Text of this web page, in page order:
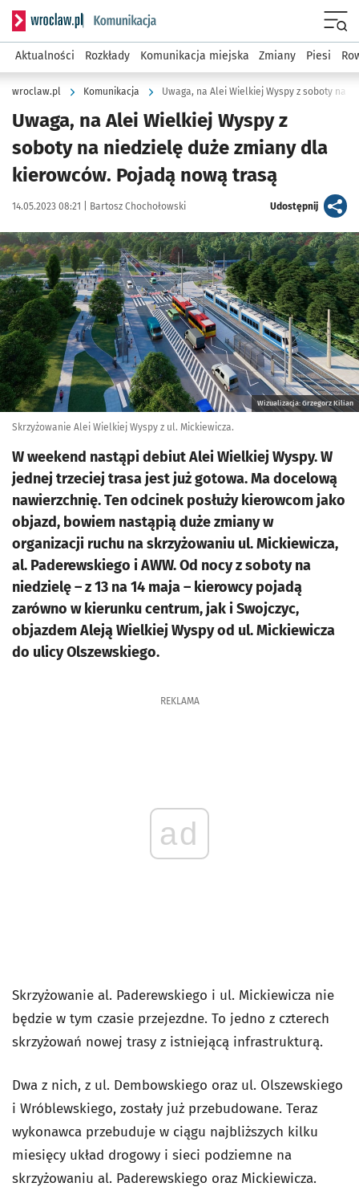
Serwis informacyjny wroclaw.pl podserwis: Komunikacja
Aktualności Rozkłady Komunikacja miejska Zmiany Piesi
wroclaw.pl Komunikacja
Uwaga, na Alei Wielkiej Wyspy z
soboty na niedzielę duże zmiany dla
kierowców. Pojadą nową trasą
Data publikacji:
14.05.2023 08:21 | Autor:
Bartosz Chochołowski Udostępnijartykuł
Kliknij, aby powiększyć
Wizualizacja: Grzegorz Kilian
Skrzyżowanie Alei Wielkiej Wyspy z ul. Mickiewicza.
W weekend nastąpi debiut Alei Wielkiej Wyspy. W
jednej trzeciej trasa jest już gotowa. Ma docelową
nawierzchnię. Ten odcinek posłuży kierowcom jako
objazd, bowiem nastąpią duże zmiany w
organizacji ruchu na skrzyżowaniu ul. Mickiewicza,
al. Paderewskiego i AWW. Od nocy z soboty na
niedzielę – z 13 na 14 maja – kierowcy pojadą
zarówno w kierunku centrum, jak i Swojczyc,
objazdem Aleją Wielkiej Wyspy od ul. Mickiewicza
do ulicy Olszewskiego.
REKLAMA
ad
Skrzyżowanie al. Paderewskiego i ul. Mickiewicza nie
będzie w tym czasie przejezdne. To jedno z czterech
skrzyżowań nowej trasy z istniejącą infrastrukturą.
Dwa z nich, z ul. Dembowskiego oraz ul. Olszewskiego
i Wróblewskiego, zostały już przebudowane. Teraz
wykonawca przebuduje w ciągu najbliższych kilku
miesięcy układ drogowy i sieci podziemne na
skrzyżowaniu al. Paderewskiego oraz Mickiewicza.